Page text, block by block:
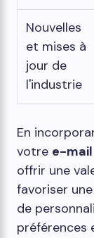
Nouvelles
et mises à
jour de
l'industrie
En
votre e-
offrir une
favoriser
de
préférences